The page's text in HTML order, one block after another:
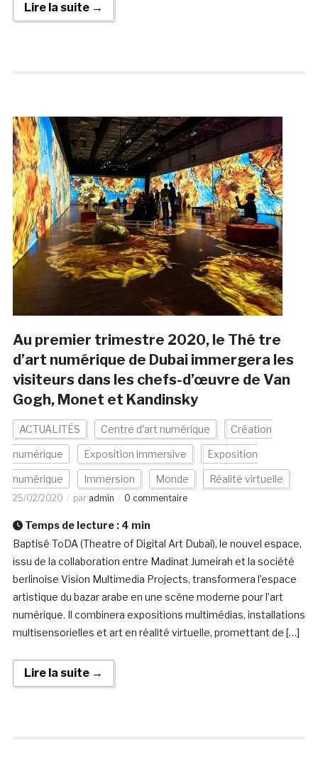
Lire la suite →
Au premier trimestre 2020, le Thé tre
d’art numérique de Dubai immergera les
visiteurs dans les chefs-d’œuvre de Van
Gogh, Monet et Kandinsky
ACTUALITÉS Centre d'art numérique Création
numérique Exposition immersive Exposition
numérique Immersion Monde Réalité virtuelle
25/02/2020 par admin 0 commentaire
Temps de lecture : 4 min
Baptisé ToDA (Theatre of Digital Art Dubai), le nouvel espace,
issu de la collaboration entre Madinat Jumeirah et la société
berlinoise Vision Multimedia Projects, transformera l’espace
artistique du bazar arabe en une scène moderne pour l’art
numérique. Il combinera expositions multimédias, installations
multisensorielles et art en réalité virtuelle, promettant de […]
Lire la suite →